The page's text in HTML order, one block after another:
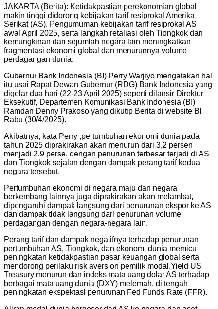
JAKARTA (Berita): Ketidakpastian perekonomian global
makin tinggi didorong kebijakan tarif resiprokal Amerika
Serikat (AS). Pengumuman kebijakan tarif resiprokal AS
awal April 2025, serta langkah retaliasi oleh Tiongkok dan
kemungkinan dari sejumlah negara lain meningkatkan
fragmentasi ekonomi global dan menurunnya volume
perdagangan dunia.
Gubernur Bank Indonesia (BI) Perry Warjiyo mengatakan hal
itu usai Rapat Dewan Gubernur (RDG) Bank Indonesia yang
digelar dua hari (22-23 April 2025) seperti dilansir Direktur
Eksekutif, Departemen Komunikasi Bank Indonesia (BI)
Ramdan Denny Prakoso yang dikutip Berita di website BI
Rabu (30/4/2025).
Akibatnya, kata Perry ,pertumbuhan ekonomi dunia pada
tahun 2025 diprakirakan akan menurun dari 3,2 persen
menjadi 2,9 perse. dengan penurunan terbesar terjadi di AS
dan Tiongkok sejalan dengan dampak perang tarif kedua
negara tersebut.
Pertumbuhan ekonomi di negara maju dan negara
berkembang lainnya juga diprakirakan akan melambat,
dipengaruhi dampak langsung dari penurunan ekspor ke AS
dan dampak tidak langsung dari penurunan volume
perdagangan dengan negara-negara lain.
Perang tarif dan dampak negatifnya terhadap penurunan
pertumbuhan AS, Tiongkok, dan ekonomi dunia memicu
peningkatan ketidakpastian pasar keuangan global serta
mendorong perilaku risk aversion pemilik modal.Yield US
Treasury menurun dan indeks mata uang dolar AS terhadap
berbagai mata uang dunia (DXY) melemah, di tengah
peningkatan ekspektasi penurunan Fed Funds Rate (FFR).